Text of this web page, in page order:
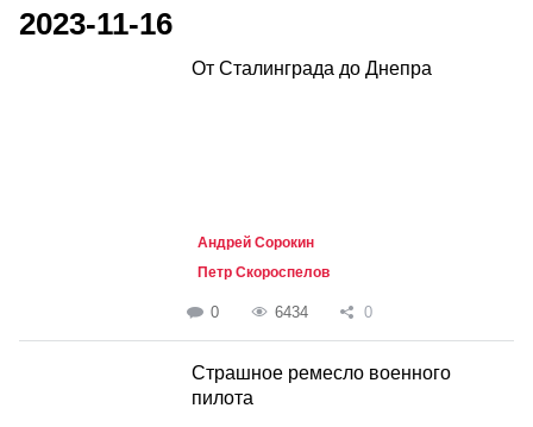
2023-11-16
От Сталинграда до Днепра
Андрей Сорокин
Петр Скороспелов
0 6434 0
Страшное ремесло военного
пилота